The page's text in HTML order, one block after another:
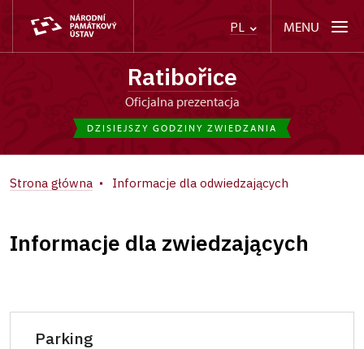
PL MENU
Ratibořice
Oficjalna prezentacja
DZISIEJSZY GODZINY ZWIEDZANIA
Strona główna Informacje dla odwiedzających
Informacje dla zwiedzających
Parking